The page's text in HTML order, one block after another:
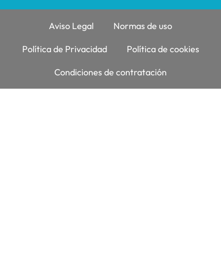
Aviso Legal Normas de uso
Política de Privacidad Política de cookies
Condiciones de contratación